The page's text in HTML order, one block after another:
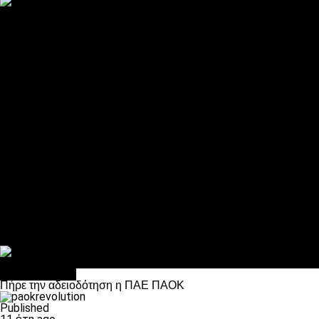
Πήρε την αδειοδότηση η ΠΑΕ ΠΑΟΚ
Published